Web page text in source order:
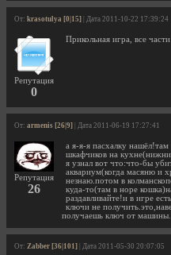
От: krasotulya [0|15] | Дата 2011-10-22 17:39:24
Репутация
0
Прикольная игра, все
От: armenis [26|9] | Дата 2011-06-19 17:27:41
Репутация
26
а я-я-я пасхалку
шкафчиков на
я узнал вот что:что-бы
аквариум(когда масяню и
незнаю.потом в
куда-то(там в норе
раздавливайте!и в игре
ключи не
получаешь ключ от машины.
От: Zabber [36|101] | Дата 2011-05-30 20:07:05